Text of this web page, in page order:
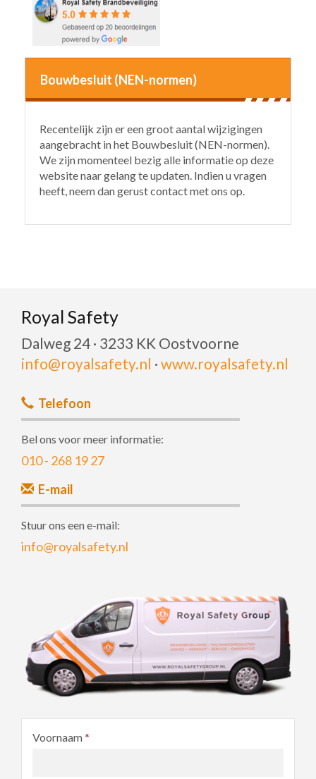
Bouwbesluit (NEN-normen)
Recentelijk zijn er een groot aantal wijzigingen
aangebracht in het Bouwbesluit (NEN-normen).
We zijn momenteel bezig alle informatie op deze
website naar gelang te updaten. Indien u vragen
heeft, neem dan gerust contact met ons op.
Royal Safety
Dalweg 24 · 3233 KK Oostvoorne
info@royalsafety.nl · www.royalsafety.nl
Telefoon
Bel ons voor meer informatie:
010 - 268 19 27
E-mail
Stuur ons een e-mail:
info@royalsafety.nl
Voornaam*